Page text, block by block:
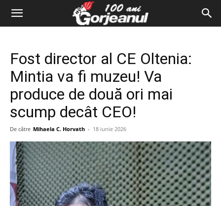
Fost director al CE Oltenia:
Mintia va fi muzeu! Va
produce de două ori mai
scump decât CEO!
De către Mihaela C. Horvath - 18 iunie 2026